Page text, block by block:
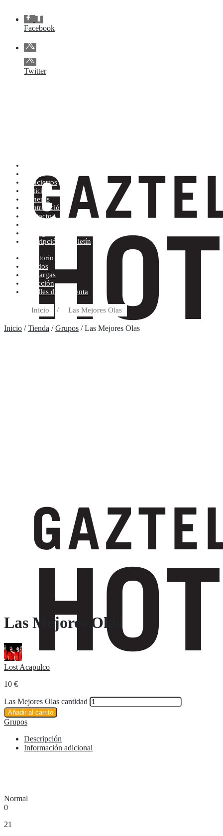
Facebook
Twitter
Tienda
Conciertos
Noticias
Géneros
Contratación
Contacto
Suscripción al boletín
Escritorio
Pedidos
Descargas
Dirección
Detalles de la cuenta
Inicio / Las Mejores Olas
Inicio /Tienda /Grupos / Las Mejores Olas
Las Mejores Olas
Lost Acapulco
10 €
Las Mejores Olas cantidad
Añadir al carrito
Grupos
Descripción
Información adicional
Normal
0
21